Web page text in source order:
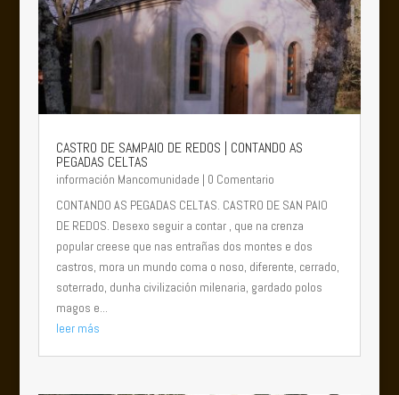
CASTRO DE SAMPAIO DE REDOS | CONTANDO AS
PEGADAS CELTAS
información Mancomunidade | 0 Comentario
CONTANDO AS PEGADAS CELTAS. CASTRO DE SAN PAIO
DE REDOS. Desexo seguir a contar , que na crenza
popular creese que nas entrañas dos montes e dos
castros, mora un mundo coma o noso, diferente, cerrado,
soterrado, dunha civilización milenaria, gardado polos
magos e...
leer más